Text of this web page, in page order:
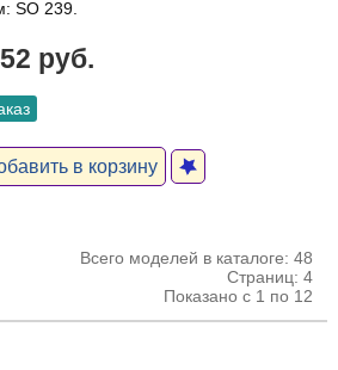
SO 239.
руб.
в корзину
Всего моделей в каталоге: 48
Страниц: 4
Показано с 1 по 12